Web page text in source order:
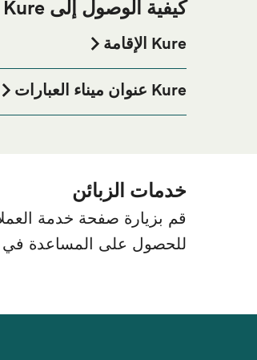
كيفية الوصول إلى Kure ميناء العبارات
Kure الإقامة
للحصول على أفضل الأسعار للإقامة
Kure عنوان ميناء العبارات
خدمات الزبائن
قم بزيارة صفحة خدمة
للحصول على المساعدة